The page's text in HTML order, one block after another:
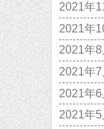
2021年
2021年
2021年8
2021年7
2021年6
2021年5